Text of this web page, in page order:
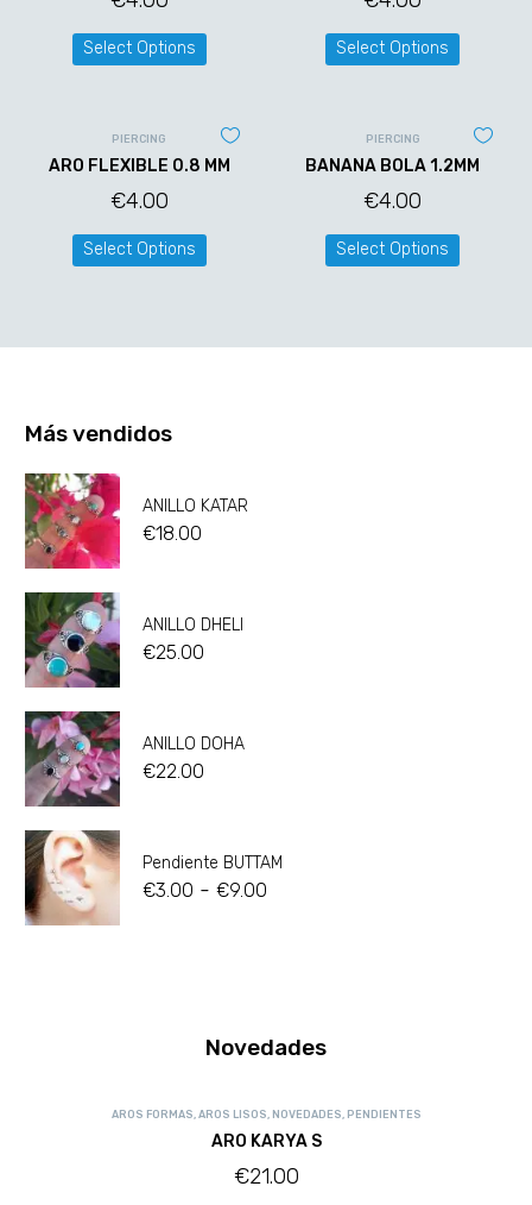
Select Options Select Options
PIERCING
ARO FLEXIBLE 0.8 MM
€4.00
Select Options
PIERCING
BANANA BOLA 1.2MM
€4.00
Select Options
Más vendidos
ANILLO KATAR
€18.00
ANILLO DHELI
€25.00
ANILLO DOHA
€22.00
Pendiente BUTTAM
€3.00 - €9.00
Novedades
AROS FORMAS, AROS LISOS, NOVEDADES, PENDIENTES
ARO KARYA S
€21.00